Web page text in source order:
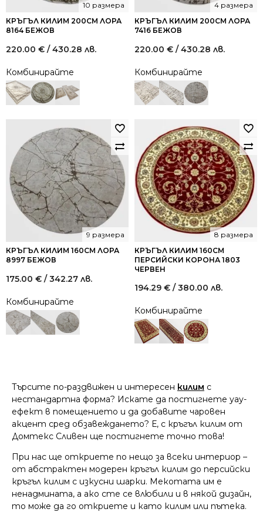
КРЪГЪЛ КИЛИМ 200СМ ЛОРА
8164 БЕЖОВ
10 размера
220.00 € / 430.28 лв.
Комбинирайте
КРЪГЪЛ КИЛИМ 200СМ ЛОРА
7416 БЕЖОВ
4 размера
220.00 € / 430.28 лв.
Комбинирайте
КРЪГЪЛ КИЛИМ 160СМ ЛОРА
8997 БЕЖОВ
9 размера
175.00 € / 342.27 лв.
Комбинирайте
КРЪГЪЛ КИЛИМ 160СМ
ПЕРСИЙСКИ КОРОНА 1803
ЧЕРВЕН
8 размера
194.29 € / 380.00 лв.
Комбинирайте
Търсите по-раздвижен и интересен килим с
нестандартна форма? Искате да постигнете уау-
ефект в помещението и да добавите чаровен
акцент сред обзавеждането? Е, с кръгъл килим от
Домтекс Сливен ще постигнете точно това!
При нас ще откриете по нещо за всеки интериор –
от абстрактен модерен кръгъл килим до персийски
кръгъл килим с изкусни шарки. Мекотата им е
ненадмината, а ако сте се влюбили и в някой дизайн,
то може да го откриете и като килим или пътека.